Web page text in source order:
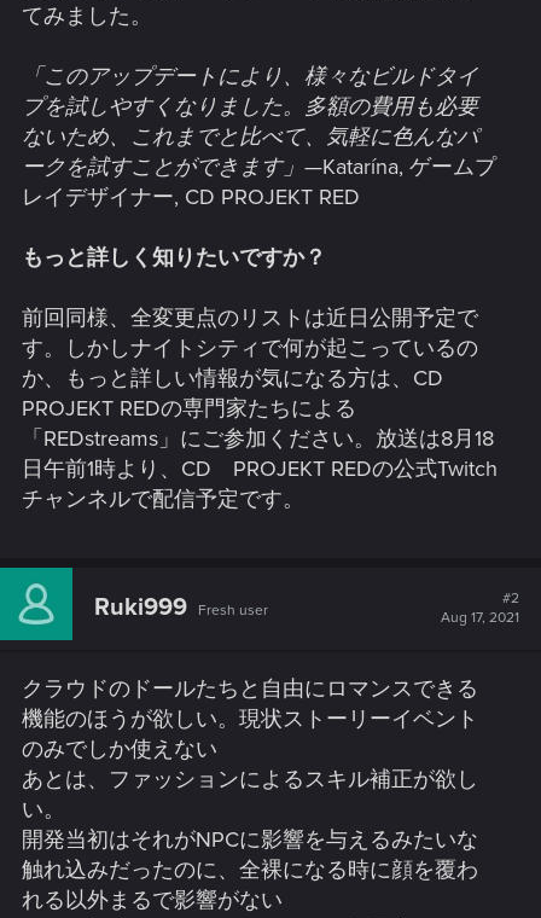
てみました。
「このアップデートにより、様々なビルドタイ
プを試しやすくなりました。多額の費用も必要
ないため、これまでと比べて、気軽に色んなパ
ークを試すことができます」 —Katarína, ゲームプ
レイデザイナー, CD PROJEKT RED
もっと詳しく知りたいですか？
前回同様、全変更点のリストは近日公開予定で
す。しかしナイトシティで何が起こっているの
か、もっと詳しい情報が気になる方は、CD
PROJEKT REDの専門家たちによる
「REDstreams」にご参加ください。放送は8月18
日午前1時より、CD PROJEKT REDの公式Twitch
チャンネルで配信予定です。
Ruki999 Fresh user
#2
Aug 17, 2021
クラウドのドールたちと自由にロマンスできる
機能のほうが欲しい。現状ストーリーイベント
のみでしか使えない
あとは、ファッションによるスキル補正が欲し
い。
開発当初はそれがNPCに影響を与えるみたいな
触れ込みだったのに、全裸になる時に顔を覆わ
れる以外まるで影響がない